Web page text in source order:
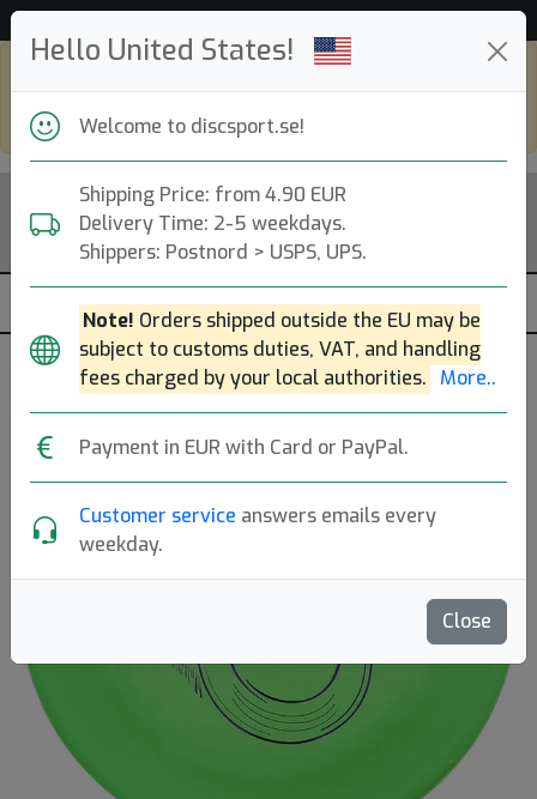
Hello United States!
Welcome to discsport.se!
Shipping Price: from 4.90 EUR
Delivery Time: 2-5 weekdays.
Shippers: Postnord > USPS, UPS.
Note! Orders shipped outside the EU may be
subject to customs duties, VAT, and handling
fees charged by your local authorities. More..
Payment in EUR with Card or PayPal.
Customer service answers emails every
weekday.
Close
go todiscsport.com